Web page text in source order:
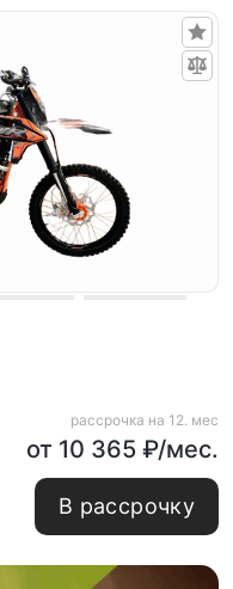
рассрочка на 12. мес
от 10 365 ₽/мес.
В рассрочку